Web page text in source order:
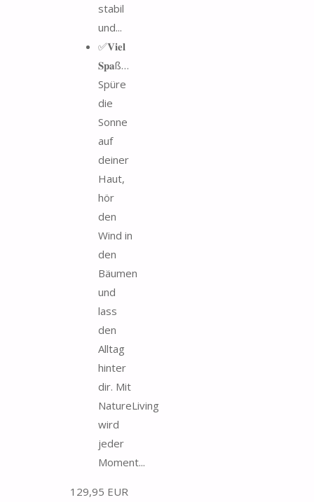
stabil
und...
✅𝐕𝐢𝐞𝐥
𝐒𝐩𝐚ß…
Spüre
die
Sonne
auf
deiner
Haut,
hör
den
Wind in
den
Bäumen
und
lass
den
Alltag
hinter
dir. Mit
NatureLiving
wird
jeder
Moment...
129,95 EUR